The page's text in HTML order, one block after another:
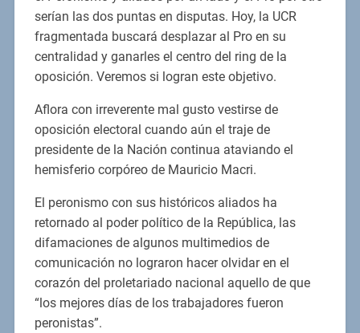
serían las dos puntas en disputas. Hoy, la UCR
fragmentada buscará desplazar al Pro en su
centralidad y ganarles el centro del ring de la
oposición. Veremos si logran este objetivo.
Aflora con irreverente mal gusto vestirse de
oposición electoral cuando aún el traje de
presidente de la Nación continua ataviando el
hemisferio corpóreo de Mauricio Macri.
El peronismo con sus históricos aliados ha
retornado al poder político de la República, las
difamaciones de algunos multimedios de
comunicación no lograron hacer olvidar en el
corazón del proletariado nacional aquello de que
“los mejores días de los trabajadores fueron
peronistas”.